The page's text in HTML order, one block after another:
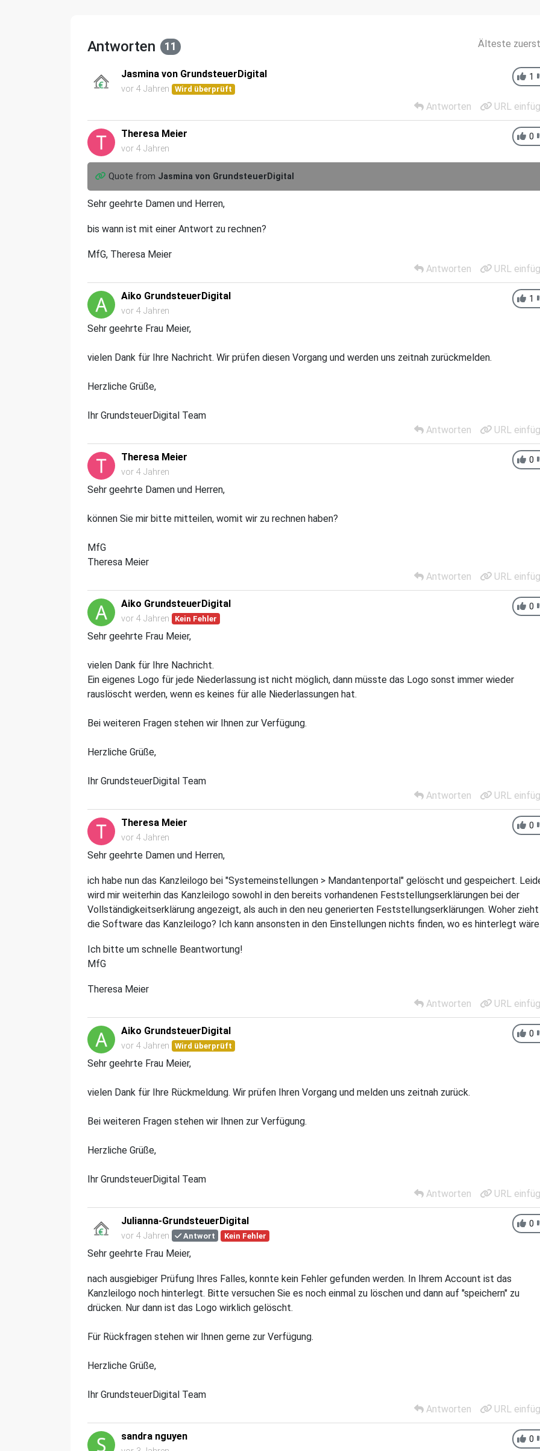
Antworten 11 Älteste
1
Jasmina von GrundsteuerDigital
vor 4 Jahren Wird überprüft
Antworten URL
0
Theresa Meier
vor 4 Jahren
Quote from Jasmina von GrundsteuerDigital
Sehr geehrte Damen und Herren,
bis wann ist mit einer Antwort zu rechnen?
MfG, Theresa Meier
Antworten
URL
1
Aiko GrundsteuerDigital
vor 4 Jahren
Sehr geehrte Frau Meier,
vielen Dank für Ihre Nachricht. Wir prüfen diesen Vorgang und werden uns zeitnah zurückmelden.
Herzliche Grüße,
Ihr GrundsteuerDigital Team
Antworten
URL
0
Theresa Meier
vor 4 Jahren
Sehr geehrte Damen und Herren,
können Sie mir bitte mitteilen, womit wir zu rechnen haben?
MfG
Theresa Meier
Antworten
URL
0
Aiko GrundsteuerDigital
vor 4 Jahren Kein Fehler
Sehr geehrte Frau Meier,
vielen Dank für Ihre Nachricht.
Ein eigenes Logo für jede Niederlassung ist nicht möglich, dann müsste das Logo sonst immer wieder
rauslöscht werden, wenn es keines für alle Niederlassungen hat.
Bei weiteren Fragen stehen wir Ihnen zur Verfügung.
Herzliche Grüße,
Ihr GrundsteuerDigital Team
Antworten
URL
0
Theresa Meier
vor 4 Jahren
Sehr geehrte Damen und Herren,
ich habe nun das Kanzleilogo bei "Systemeinstellungen > Mandantenportal" gelöscht und gespeichert.
wird mir weiterhin das Kanzleilogo sowohl in den bereits vorhandenen Feststellungserklärungen bei der
Vollständigkeitserklärung angezeigt, als auch in den neu generierten Feststellungserklärungen. Woher zieht
die Software das Kanzleilogo? Ich kann ansonsten in den Einstellungen nichts finden, wo es hinterlegt
Ich bitte um schnelle Beantwortung!
MfG
Theresa Meier
Antworten
URL
0
Aiko GrundsteuerDigital
vor 4 Jahren Wird überprüft
Sehr geehrte Frau Meier,
vielen Dank für Ihre Rückmeldung. Wir prüfen Ihren Vorgang und melden uns zeitnah zurück.
Bei weiteren Fragen stehen wir Ihnen zur Verfügung.
Herzliche Grüße,
Ihr GrundsteuerDigital Team
Antworten
URL
0
Julianna-GrundsteuerDigital
vor 4 Jahren Antwort Kein Fehler
Sehr geehrte Frau Meier,
nach ausgiebiger Prüfung Ihres Falles, konnte kein Fehler gefunden werden. In Ihrem Account ist das
Kanzleilogo noch hinterlegt. Bitte versuchen Sie es noch einmal zu löschen und dann auf "speichern" zu
drücken. Nur dann ist das Logo wirklich gelöscht.
Für Rückfragen stehen wir Ihnen gerne zur Verfügung.
Herzliche Grüße,
Ihr GrundsteuerDigital Team
Antworten
URL
0
sandra nguyen